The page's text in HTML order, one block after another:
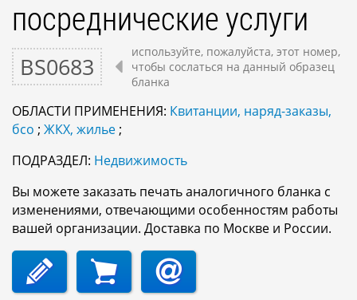
посреднические услуги
BS0683
используйте, пожалуйста, этот номер,
чтобы сослаться на данный образец
бланка
ОБЛАСТИ ПРИМЕНЕНИЯ: Квитанции, наряд-заказы,
бсо ; ЖКХ, жилье ;
ПОДРАЗДЕЛ: Недвижимость
Вы можете заказать печать аналогичного бланка с
изменениями, отвечающими особенностям работы
вашей организации. Доставка по Москве и России.